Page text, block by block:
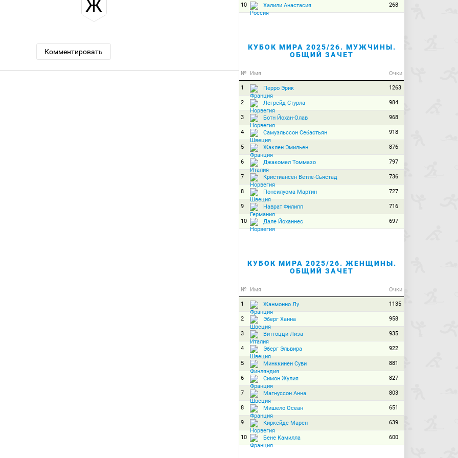
Ж
Комментировать
10 Халили Анастасия 268
КУБОК МИРА 2025/26. МУЖЧИНЫ.
ОБЩИЙ ЗАЧЕТ
№ Имя Очки
1 Перро Эрик 1263
2 Легрейд Стурла 984
3 Ботн Йохан-Олав 968
4 Самуэльссон Себастьян 918
5 Жаклен Эмильен 876
6 Джакомел Томмазо 797
7 Кристиансен Ветле-Сьястад 736
8 Понсилуома Мартин 727
9 Наврат Филипп 716
10 Дале Йоханнес 697
КУБОК МИРА 2025/26. ЖЕНЩИНЫ.
ОБЩИЙ ЗАЧЕТ
№ Имя Очки
1 Жанмонно Лу 1135
2 Эберг Ханна 958
3 Виттоцци Лиза 935
4 Эберг Эльвира 922
5 Минккинен Суви 881
6 Симон Жулия 827
7 Магнуссон Анна 803
8 Мишело Осеан 651
9 Киркейде Марен 639
10 Бене Камилла 600